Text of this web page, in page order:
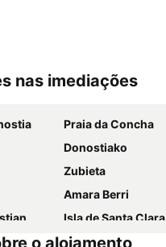
nas imediações
Praia da Concha
Donostiako
Zubieta
Amara Berri
Isla de Santa Clara
Hondarribia